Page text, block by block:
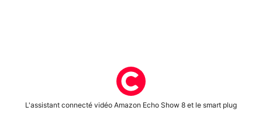
L'assistant connecté vidéo Amazon Echo Show 8 et le smart plug